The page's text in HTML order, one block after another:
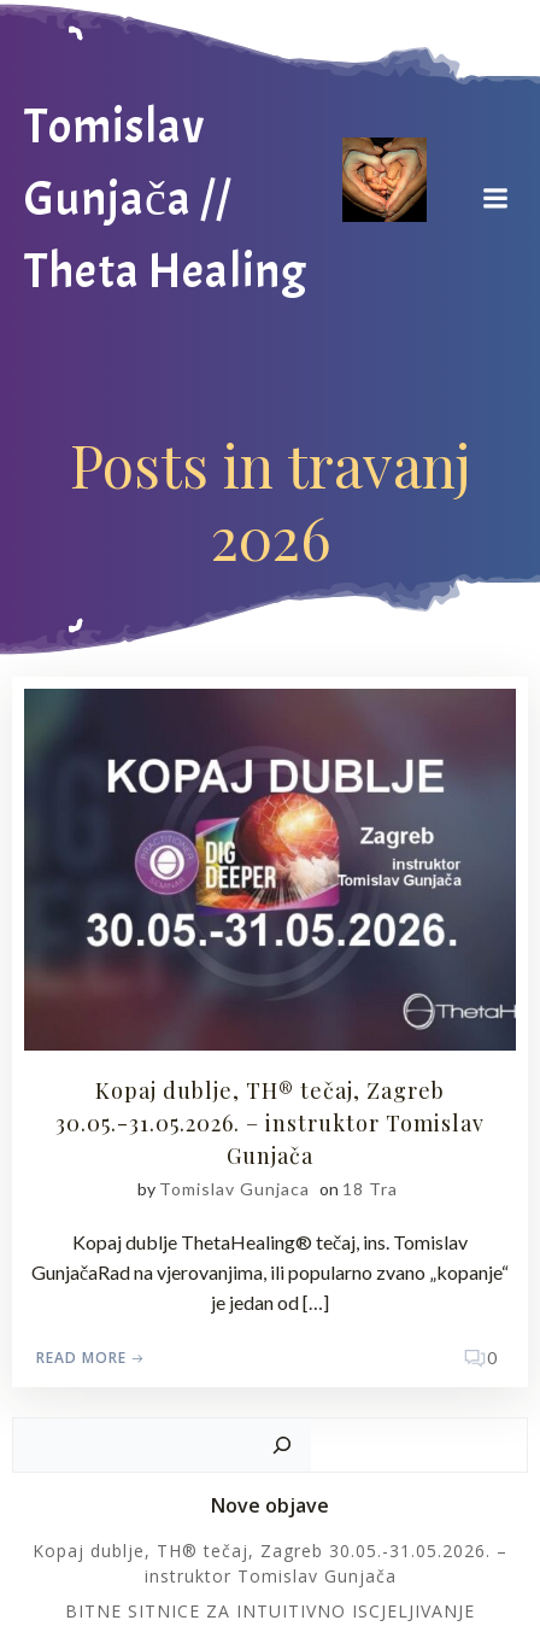
content
Tomislav
Gunjača //
Theta Healing
Posts in travanj
2026
Kopaj dublje, TH® tečaj, Zagreb
30.05.-31.05.2026. – instruktor Tomislav
Gunjača
by Tomislav Gunjaca on 18 Tra
Kopaj dublje ThetaHealing® tečaj, ins. Tomislav
GunjačaRad na vjerovanjima, ili popularno zvano „kopanje“
je jedan od […]
READ MORE 0
Nove objave
Kopaj dublje, TH® tečaj, Zagreb 30.05.-31.05.2026. –
instruktor Tomislav Gunjača
BITNE SITNICE ZA INTUITIVNO ISCJELJIVANJE